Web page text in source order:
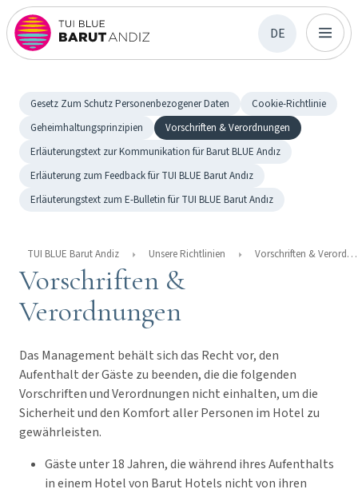
DE
Gesetz Zum Schutz Personenbezogener Daten
Cookie-Richtlinie
Geheimhaltungsprinzipien
Vorschriften & Verordnungen
Erläuterungstext zur Kommunikation für Barut BLUE Andız
Erläuterung zum Feedback für TUI BLUE Barut Andız
Erläuterungstext zum E-Bulletin für TUI BLUE Barut Andız
TUI BLUE Barut Andiz Unsere Richtlinien Vorschriften & Verordnungen
Vorschriften &
Verordnungen
Das Management behält sich das Recht vor, den
Aufenthalt der Gäste zu beenden, die die folgenden
Vorschriften und Verordnungen nicht einhalten, um die
Sicherheit und den Komfort aller Personen im Hotel zu
gewährleisten.
Gäste unter 18 Jahren, die während ihres Aufenthalts
in einem Hotel von Barut Hotels nicht von ihren